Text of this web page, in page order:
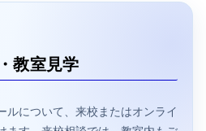
教室見学
ルについて、来校またはオンライ